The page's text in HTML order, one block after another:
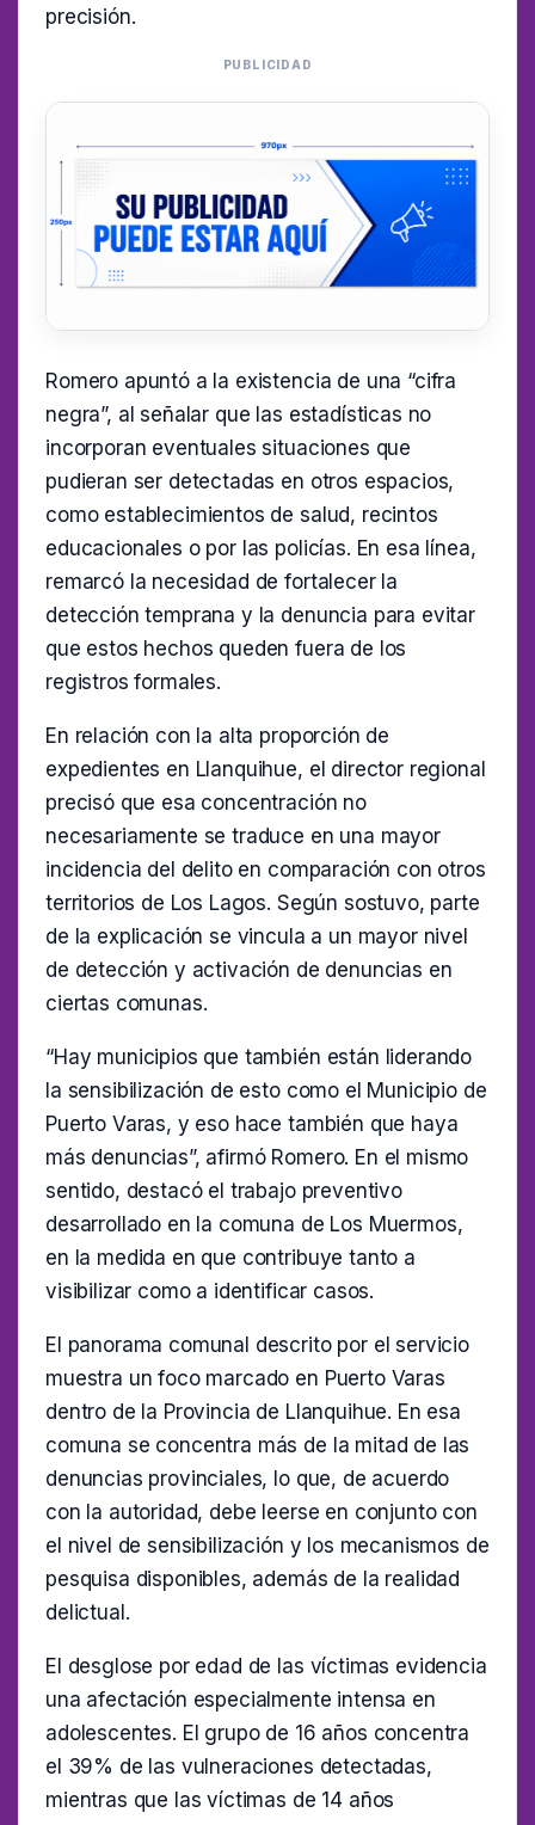
precisión.
PUBLICIDAD
Romero apuntó a la existencia de una “cifra
negra”, al señalar que las estadísticas no
incorporan eventuales situaciones que
pudieran ser detectadas en otros espacios,
como establecimientos de salud, recintos
educacionales o por las policías. En esa línea,
remarcó la necesidad de fortalecer la
detección temprana y la denuncia para evitar
que estos hechos queden fuera de los
registros formales.
En relación con la alta proporción de
expedientes en Llanquihue, el director regional
precisó que esa concentración no
necesariamente se traduce en una mayor
incidencia del delito en comparación con otros
territorios de Los Lagos. Según sostuvo, parte
de la explicación se vincula a un mayor nivel
de detección y activación de denuncias en
ciertas comunas.
“Hay municipios que también están liderando
la sensibilización de esto como el Municipio de
Puerto Varas, y eso hace también que haya
más denuncias”, afirmó Romero. En el mismo
sentido, destacó el trabajo preventivo
desarrollado en la comuna de Los Muermos,
en la medida en que contribuye tanto a
visibilizar como a identificar casos.
El panorama comunal descrito por el servicio
muestra un foco marcado en Puerto Varas
dentro de la Provincia de Llanquihue. En esa
comuna se concentra más de la mitad de las
denuncias provinciales, lo que, de acuerdo
con la autoridad, debe leerse en conjunto con
el nivel de sensibilización y los mecanismos de
pesquisa disponibles, además de la realidad
delictual.
El desglose por edad de las víctimas evidencia
una afectación especialmente intensa en
adolescentes. El grupo de 16 años concentra
el 39% de las vulneraciones detectadas,
mientras que las víctimas de 14 años